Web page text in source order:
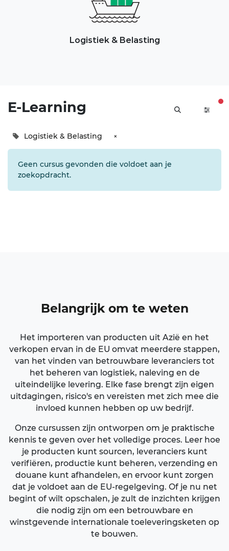
Logistiek & Belasting
E-Learning
Logistiek & Belasting ×
Geen cursus gevonden die voldoet aan je
zoekopdracht.
Belangrijkom te weten
Het importeren van producten uit Azië en het
verkopen ervan in de EU omvat meerdere stappen,
van het vinden van betrouwbare leveranciers tot
het beheren van logistiek, naleving en de
uiteindelijke levering. Elke fase brengt zijn eigen
uitdagingen, risico's en vereisten met zich mee die
invloed kunnen hebben op uw bedrijf.
Onze cursussen zijn ontworpen om je praktische
kennis te geven over het volledige proces. Leer hoe
je producten kunt sourcen, leveranciers kunt
verifiëren, productie kunt beheren, verzending en
douane kunt afhandelen, en ervoor kunt zorgen
dat je voldoet aan de EU-regelgeving. Of je nu net
begint of wilt opschalen, je zult de inzichten krijgen
die nodig zijn om een betrouwbare en
winstgevende internationale toeleveringsketen op
te bouwen.